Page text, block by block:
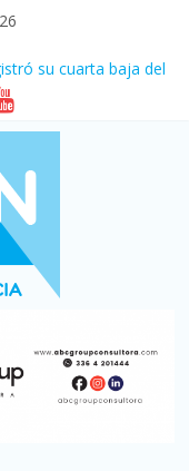
su cuarta baja del
papá de Leo
cayeron 3,8 en
en Florencio Varela
de exportaciones en